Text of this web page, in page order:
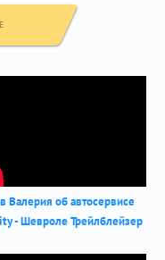
Валерия об автосервисе
- Шевроле Трейлблейзер